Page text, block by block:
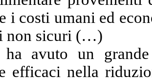
i costi umani ed
non sicuri (…)
avuto un
efficaci nella